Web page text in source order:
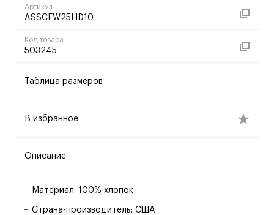
Артикул
ASSCFW25HD10
Код товара
503245
Таблица размеров
В избранное
Описание
Материал: 100% хлопок
Страна-производитель: США